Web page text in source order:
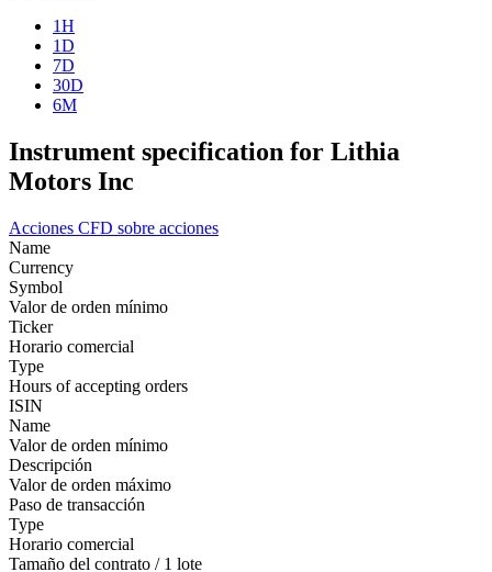
1H
1D
7D
30D
6M
Instrument specification for Lithia
Motors Inc
Acciones CFD sobre acciones
Name
Currency
Symbol
Valor de orden mínimo
Ticker
Horario comercial
Type
Hours of accepting orders
ISIN
Name
Valor de orden mínimo
Descripción
Valor de orden máximo
Paso de transacción
Type
Horario comercial
Tamaño del contrato / 1 lote